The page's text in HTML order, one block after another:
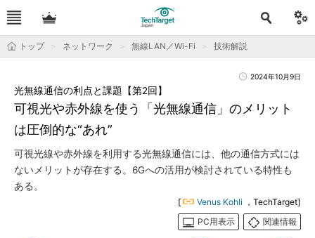
トップ ネットワーク 無線LAN／Wi-Fi 技術解説
2024年10月9日
可視光や赤外線を使う「光無線通信」のメリット
は圧倒的な“あれ”
光無線通信の利点と課題【第2回】
可視光線や赤外線を利用する光無線通信には、他の通信方式には
ないメリットが存在する。6Gへの活用が検討されている特性も
ある。
[ Venus Kohli ，TechTarget]
PC用表示
関連情報